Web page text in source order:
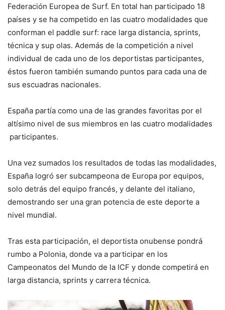
Federación Europea de Surf. En total han participado 18
países y se ha competido en las cuatro modalidades que
conforman el paddle surf: race larga distancia, sprints,
técnica y sup olas. Además de la competición a nivel
individual de cada uno de los deportistas participantes,
éstos fueron también sumando puntos para cada una de
sus escuadras nacionales.
España partía como una de las grandes favoritas por el
altísimo nivel de sus miembros en las cuatro modalidades
participantes.
Una vez sumados los resultados de todas las modalidades,
España logró ser subcampeona de Europa por equipos,
solo detrás del equipo francés, y delante del italiano,
demostrando ser una gran potencia de este deporte a
nivel mundial.
Tras esta participación, el deportista onubense pondrá
rumbo a Polonia, donde va a participar en los
Campeonatos del Mundo de la ICF y donde competirá en
larga distancia, sprints y carrera técnica.